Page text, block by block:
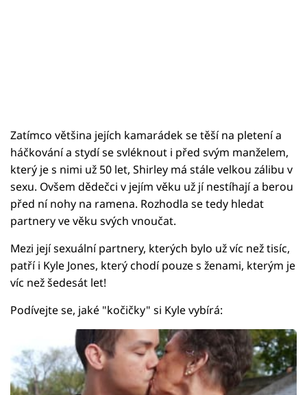
Zatímco většina jejích kamarádek se těší na pletení a
háčkování a stydí se svléknout i před svým manželem,
který je s nimi už 50 let, Shirley má stále velkou zálibu v
sexu. Ovšem dědečci v jejím věku už jí nestíhají a berou
před ní nohy na ramena. Rozhodla se tedy hledat
partnery ve věku svých vnoučat.
Mezi její sexuální partnery, kterých bylo už víc než tisíc,
patří i Kyle Jones, který chodí pouze s ženami, kterým je
víc než šedesát let!
Podívejte se, jaké "kočičky" si Kyle vybírá: